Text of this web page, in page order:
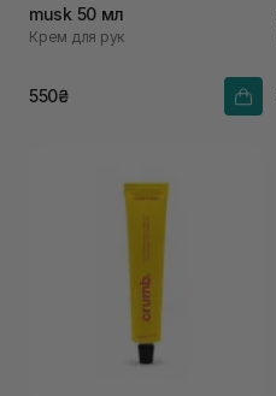
musk 50 мл
Крем для рук
550₴